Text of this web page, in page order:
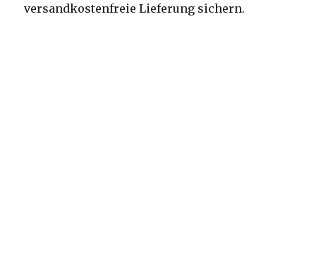
versandkostenfreie Lieferung sichern.